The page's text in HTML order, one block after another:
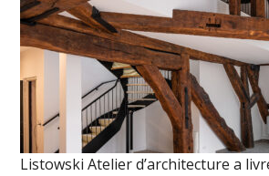
Listowski Atelier d’architecture a